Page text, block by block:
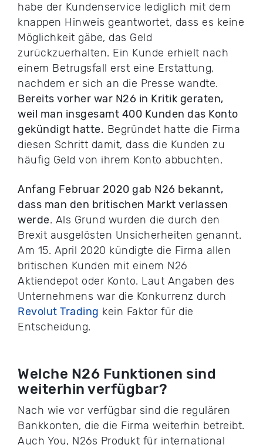
habe der Kundenservice lediglich mit dem
knappen Hinweis geantwortet, dass es keine
Möglichkeit gäbe, das Geld
zurückzuerhalten. Ein Kunde erhielt nach
einem Betrugsfall erst eine Erstattung,
nachdem er sich an die Presse wandte.
Bereits vorher war N26 in Kritik geraten,
weil man insgesamt 400 Kunden das Konto
gekündigt hatte. Begründet hatte die Firma
diesen Schritt damit, dass die Kunden zu
häufig Geld von ihrem Konto abbuchten.
Anfang Februar 2020 gab N26 bekannt,
dass man den britischen Markt verlassen
werde. Als Grund wurden die durch den
Brexit ausgelösten Unsicherheiten genannt.
Am 15. April 2020 kündigte die Firma allen
britischen Kunden mit einem N26
Aktiendepot oder Konto. Laut Angaben des
Unternehmens war die Konkurrenz durch
Revolut Trading kein Faktor für die
Entscheidung.
Welche N26 Funktionen sind
weiterhin verfügbar?
Nach wie vor verfügbar sind die regulären
Bankkonten, die die Firma weiterhin betreibt.
Auch You, N26s Produkt für international